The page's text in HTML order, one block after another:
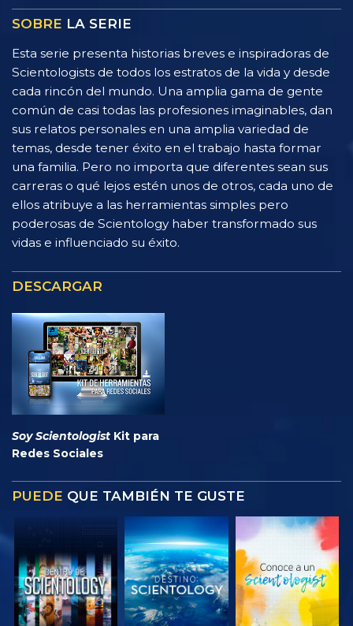
SOBRE LA SERIE
Esta serie presenta historias breves e inspiradoras de
Scientologists de todos los estratos de la vida y desde
cada rincón del mundo. Una amplia gama de gente
común de casi todas las profesiones imaginables, dan
sus relatos personales en una amplia variedad de
temas, desde tener éxito en el trabajo hasta formar
una familia. Pero no importa que diferentes sean sus
carreras o qué lejos estén unos de otros, cada uno de
ellos atribuye a las herramientas simples pero
poderosas de Scientology haber transformado sus
vidas e influenciado su éxito.
DESCARGAR
Soy Scientologist Kit para
Redes Sociales
PUEDE QUE TAMBIÉN TE GUSTE